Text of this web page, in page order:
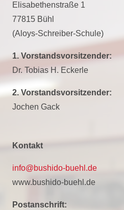
Elisabethenstraße 1
77815 Bühl
(Aloys-Schreiber-Schule)
1. Vorstandsvorsitzender:
Dr. Tobias H. Eckerle
2. Vorstandsvorsitzender:
Jochen Gack
Kontakt
info@bushido-buehl.de
www.bushido-buehl.de
Postanschrift: